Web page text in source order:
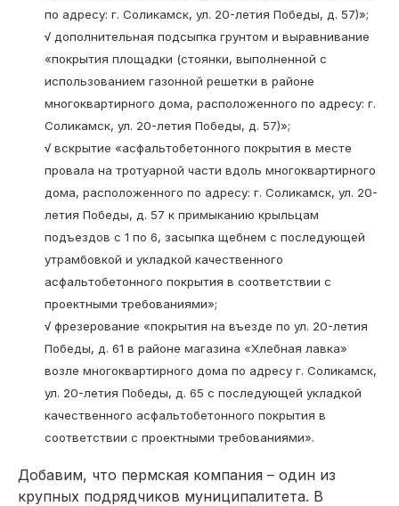
по адресу: г. Соликамск, ул. 20-летия Победы, д. 57)»;
√ дополнительная подсыпка грунтом и выравнивание
«покрытия площадки (стоянки, выполненной с
использованием газонной решетки в районе
многоквартирного дома, расположенного по адресу: г.
Соликамск, ул. 20-летия Победы, д. 57)»;
√ вскрытие «асфальтобетонного покрытия в месте
провала на тротуарной части вдоль многоквартирного
дома, расположенного по адресу: г. Соликамск, ул. 20-
летия Победы, д. 57 к примыканию крыльцам
подъездов с 1 по 6, засыпка щебнем с последующей
утрамбовкой и укладкой качественного
асфальтобетонного покрытия в соответствии с
проектными требованиями»;
√ фрезерование «покрытия на въезде по ул. 20-летия
Победы, д. 61 в районе магазина «Хлебная лавка»
возле многоквартирного дома по адресу г. Соликамск,
ул. 20-летия Победы, д. 65 с последующей укладкой
качественного асфальтобетонного покрытия в
соответствии с проектными требованиями».
Добавим, что пермская компания – один из
крупных подрядчиков муниципалитета. В